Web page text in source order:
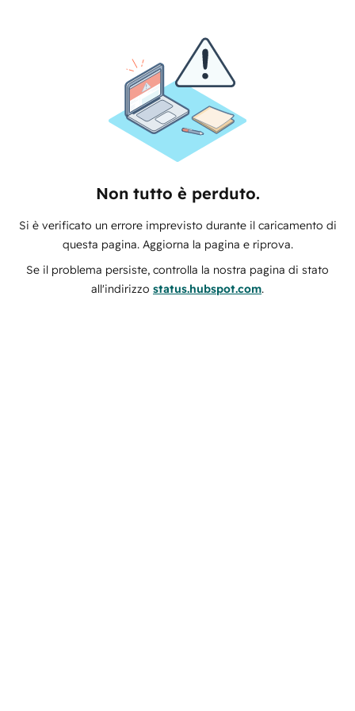
Non tutto è perduto.
Si è verificato un errore imprevisto durante il caricamento di
questa pagina. Aggiorna la pagina e riprova.
Se il problema persiste, controlla la nostra pagina di stato
all'indirizzo status.hubspot.com.